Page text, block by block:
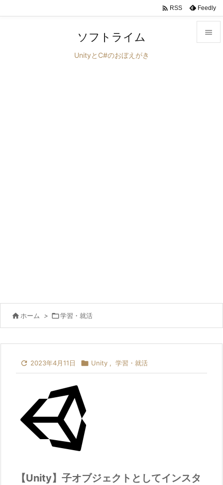

 RSS Feedly
ソフトライム
UnityとC#のおぼえがき
 ホーム > 学習・就活
 2023年4月11日  Unity , 学習・就活
【Unity】子オブジェクトとしてインスタ